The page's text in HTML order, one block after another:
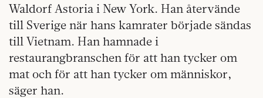
Waldorf Astoria i New York. Han återvände
till Sverige när hans kamrater började sändas
till Vietnam. Han hamnade i
restaurangbranschen för att han tycker om
mat och för att han tycker om människor,
säger han.